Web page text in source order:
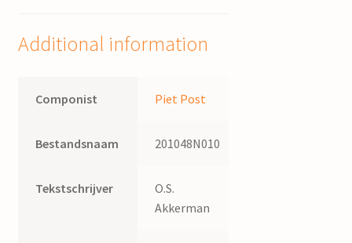
bew.
Willem
quantity
Additional information
Componist Piet Post
Bestandsnaam 201048N010
Tekstschrijver
O.S.
Akkerman